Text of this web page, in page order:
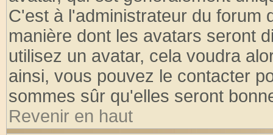
C'est à l'administrateur du forum
manière dont les avatars seront
utilisez un avatar, cela voudra
ainsi, vous pouvez le contacter
sommes sûr qu'elles seront
Revenir en haut